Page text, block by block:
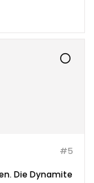
#5
Die Dynamite